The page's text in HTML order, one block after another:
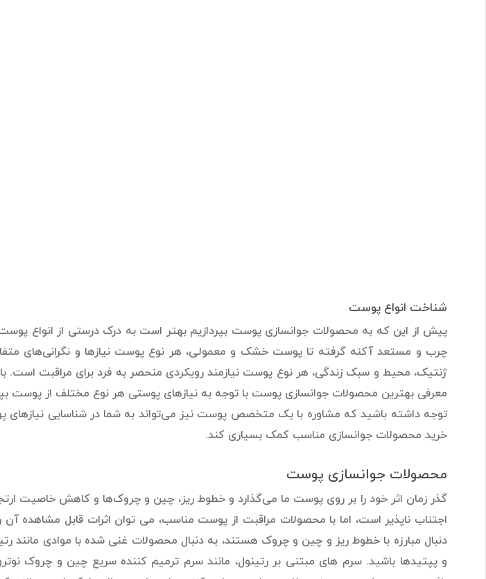
شناخت انواع پوست
پیش از این که به محصولات جوانسازی پوست بپردازیم بهتر است به درک درستی از انواع
چرب و مستعد آکنه گرفته تا پوست خشک و معمولی، هر نوع پوست نیازها و نگرانی‌های
ژنتیک، محیط و سبک زندگی، هر نوع پوست نیازمند رویکردی منحصر به فرد برای مراقبت است.
معرفی بهترین محصولات جوانسازی پوست با توجه به نیازهای پوستی هر نوع مختلف از پوست
توجه داشته باشید که مشاوره با یک متخصص پوست نیز می‌تواند به شما در شناسایی نیازهای
خرید محصولات جوانسازی مناسب کمک بسیاری کند.
محصولات جوانسازی پوست
گذر زمان اثر خود را بر روی پوست ما می‌گذارد و خطوط ریز، چین و چروک‌ها و کاهش خاصیت
اجتناب ناپذیر است، اما با محصولات مراقبت از پوست مناسب، می توان اثرات قابل مشاهده آن
دنبال مبارزه با خطوط ریز و چین و چروک هستند، به دنبال محصولات غنی شده با موادی مانند
و پپتیدها باشید. سرم های مبتنی بر رتینول، مانند سرم ترمیم کننده سریع چین و چروک